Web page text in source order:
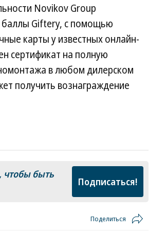
Novikov Group
баллы Giftery, с помощью
карты у известных онлайн-
сертификат на полную
в любом дилерском
получить вознаграждение
чтобы быть
Подписаться!
Поделиться